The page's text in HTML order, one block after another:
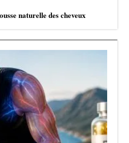
naturelle des cheveux